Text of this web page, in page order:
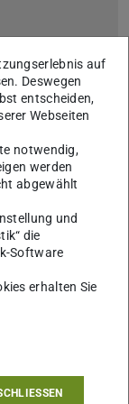
research
market
the context of…
auf
Deswegen
entscheiden,
Webseiten
notwendig,
werden
abgewählt
und
die
Software
erhalten Sie